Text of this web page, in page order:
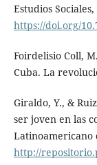
Estudios
https://doi.org/
Foirdelisio Coll,
Cuba. La
Giraldo, Y., &
ser joven en las
Latinoamericano
http://